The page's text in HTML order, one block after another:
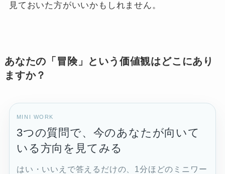
見ておいた方がいいかもしれません。
あなたの「冒険」という価値観はどこにあり
ますか？
MINI WORK
3つの質問で、今のあなたが向いて
いる方向を見てみる
はい・いいえで答えるだけの、1分ほどのミニワー